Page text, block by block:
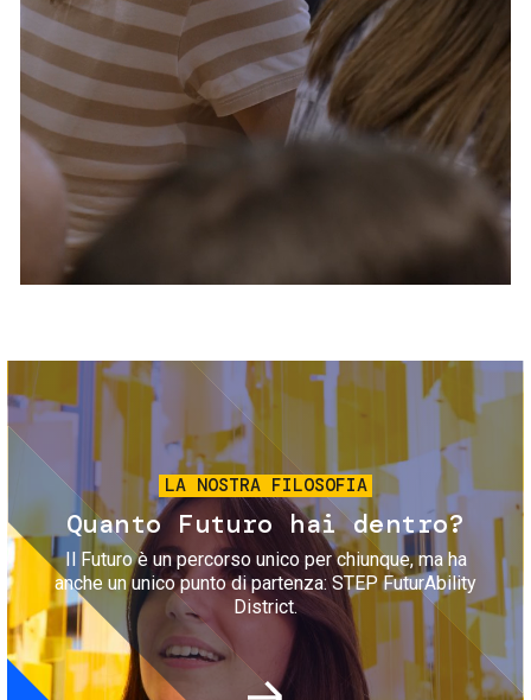
Servizi e accessibilità
Contatti
FAQ
Biglietti
Immagine
LA NOSTRA FILOSOFIA
Quanto Futuro hai dentro?
Il Futuro è un percorso unico per chiunque, ma ha
anche un unico punto di partenza: STEP FuturAbility
District.